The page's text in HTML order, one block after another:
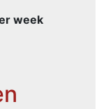
week